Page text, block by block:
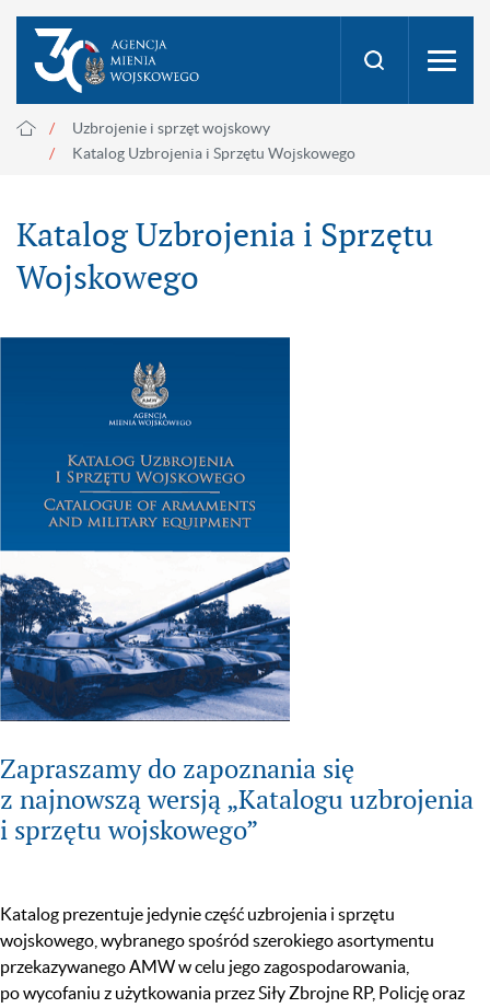
Uzbrojenie i sprzęt wojskowy
Katalog Uzbrojenia i Sprzętu Wojskowego
Katalog Uzbrojenia i Sprzętu
Wojskowego
Zapraszamy do zapoznania się
z najnowszą wersją „Katalogu uzbrojenia
i sprzętu wojskowego”
Katalog prezentuje jedynie część uzbrojenia i sprzętu
wojskowego, wybranego spośród szerokiego asortymentu
przekazywanego AMW w celu jego zagospodarowania,
po wycofaniu z użytkowania przez Siły Zbrojne RP, Policję oraz